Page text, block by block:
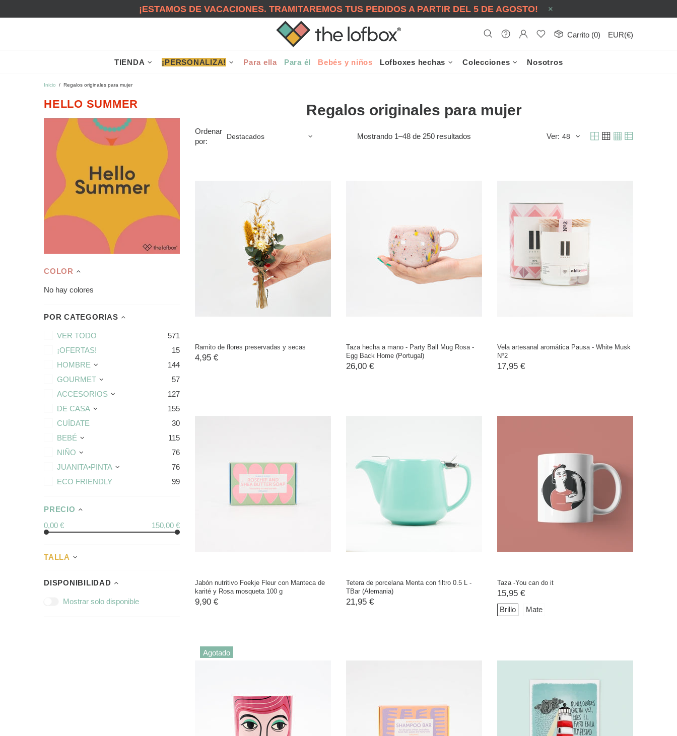
¡ESTAMOS DE VACACIONES. TRAMITAREMOS TUS PEDIDOS A PARTIR DEL 5 DE AGOSTO!
Carrito (0) EUR(€)
TIENDA ¡PERSONALIZA! Para ella Para él Bebés y niños Lofboxes hechas Colecciones Nosotros
Inicio Regalos originales para mujer
HELLO SUMMER
COLOR
No hay colores
POR CATEGORIAS
VER TODO
571
¡OFERTAS!
15
HOMBRE
144
GOURMET
57
ACCESORIOS
127
DE CASA
155
CUÍDATE
30
BEBÉ
115
NIÑO
76
JUANITA•PINTA
76
ECO FRIENDLY
99
PRECIO
0,00 €
150,00 €
TALLA
DISPONIBILIDAD
Mostrar solo disponible
Regalos originales para mujer
Ordenar
por:
Mostrando 1–48 de 250 resultados Ver:
Ramito de flores preservadas y secas
4,95 €
Taza hecha a mano - Party Ball Mug Rosa -
Egg Back Home (Portugal)
26,00 €
Vela artesanal aromática Pausa - White Musk
Nº2
17,95 €
Jabón nutritivo Foekje Fleur con Manteca de
karité y Rosa mosqueta 100 g
9,90 €
Tetera de porcelana Menta con filtro 0.5 L -
TBar (Alemania)
21,95 €
Taza -You can do it
15,95 €
Brillo Mate
Agotado